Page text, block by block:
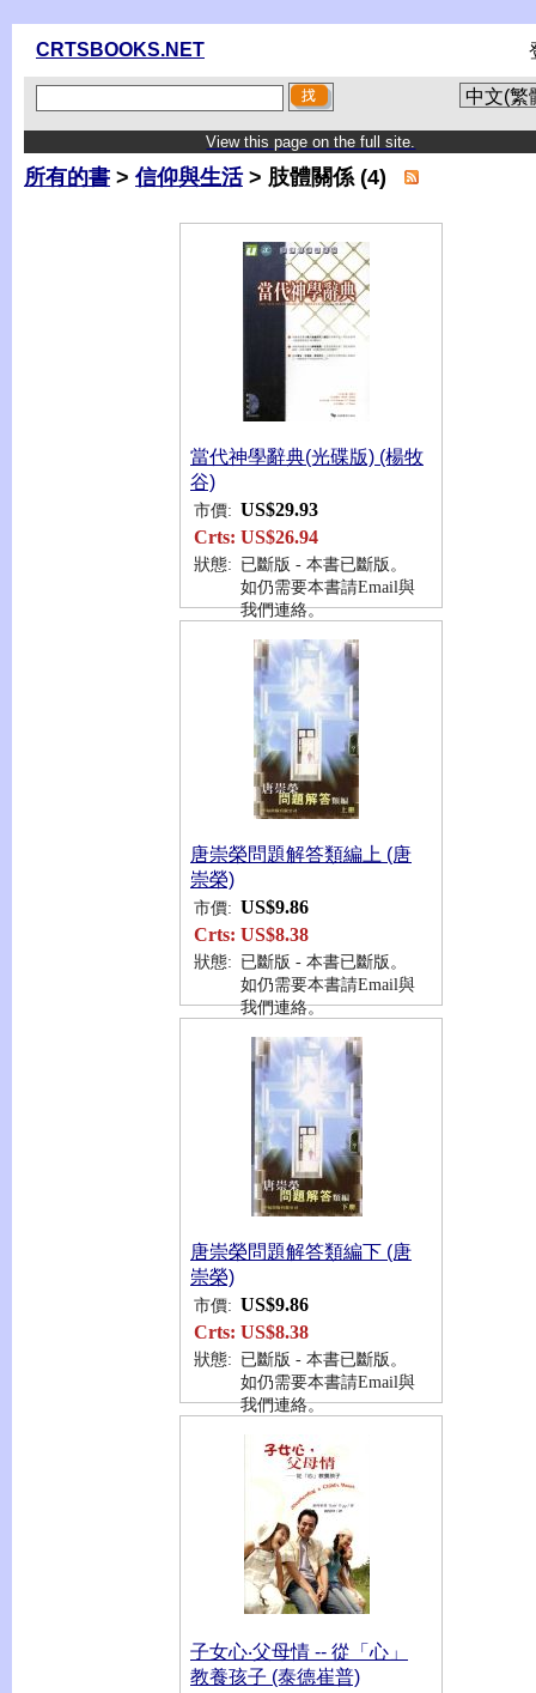
CRTSBOOKS.NET
View this page on the full site.
所有的書 > 信仰與生活> 肢體關係 (4)
當代神學辭典(光碟版) (楊牧
谷)
市價: US$29.93
Crts: US$26.94
狀態: 已斷版 - 本書已斷版。
如仍需要本書請Email與
我們連絡。
唐崇榮問題解答類編上 (唐
崇榮)
市價: US$9.86
Crts: US$8.38
狀態: 已斷版 - 本書已斷版。
如仍需要本書請Email與
我們連絡。
唐崇榮問題解答類編下 (唐
崇榮)
市價: US$9.86
Crts: US$8.38
狀態: 已斷版 - 本書已斷版。
如仍需要本書請Email與
我們連絡。
子女心‧父母情 -- 從「心」
教養孩子 (泰德崔普)